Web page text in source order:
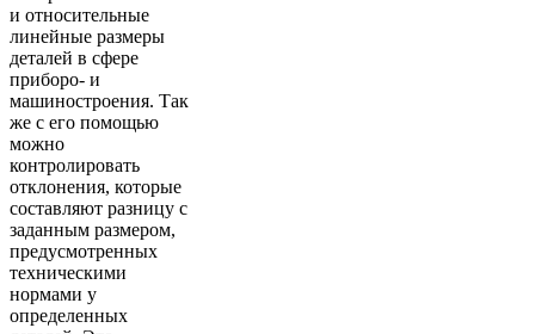
и относительные
линейные размеры
деталей в сфере
приборо- и
машиностроения. Так
же с его помощью
можно
контролировать
отклонения, которые
составляют разницу с
заданным размером,
предусмотренных
техническими
нормами у
определенных